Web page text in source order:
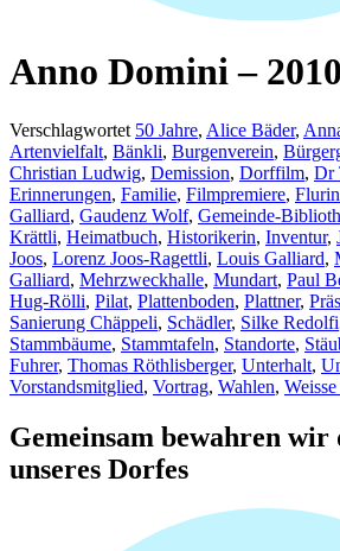
Anno Domini – 2010
Verschlagwortet 50 Jahre, Alice Bäder,
Artenvielfalt, Bänkli, Burgenverein,
Christian Ludwig, Demission, Dorffilm, Dr
Erinnerungen, Familie, Filmpremiere,
Galliard, Gaudenz Wolf, Gemeinde-
Krättli, Heimatbuch, Historikerin, Inventur,
Joos, Lorenz Joos-Ragettli, Louis Galliard,
Galliard, Mehrzweckhalle, Mundart, Paul
Hug-Rölli, Pilat, Plattenboden, Plattner,
Sanierung Chäppeli, Schädler, Silke Redolfi
Stammbäume, Stammtafeln, Standorte,
Fuhrer, Thomas Röthlisberger, Unterhalt,
Vorstandsmitglied, Vortrag, Wahlen,
Gemeinsam bewahren wir
unseres Dorfes